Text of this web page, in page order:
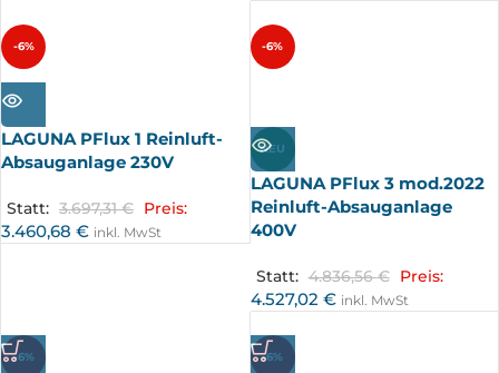
-6%
AUSV
ERKA
LAGUNA PFlux 1 Reinluft-
Absauganlage 230V
Statt: 3.697,31€ Preis:
3.460,68 € inkl. MwSt
-6%
NEU
LAGUNA PFlux 3 mod.2022
Reinluft-Absauganlage
400V
Statt: 4.836,56€ Preis:
4.527,02 € inkl. MwSt
-6% -6%